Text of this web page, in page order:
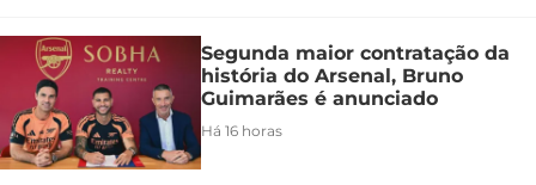
Segunda maior contratação da
história do Arsenal, Bruno
Guimarães é anunciado
Há 16 horas